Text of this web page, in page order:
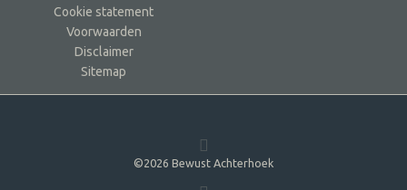
Cookie statement
Voorwaarden
Disclaimer
Sitemap
©2026 Bewust Achterhoek